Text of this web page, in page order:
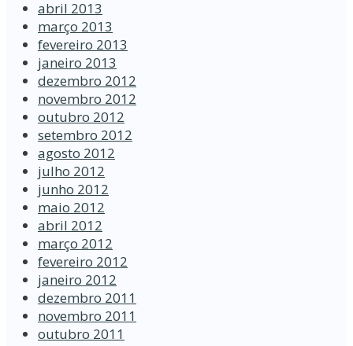
abril 2013
março 2013
fevereiro 2013
janeiro 2013
dezembro 2012
novembro 2012
outubro 2012
setembro 2012
agosto 2012
julho 2012
junho 2012
maio 2012
abril 2012
março 2012
fevereiro 2012
janeiro 2012
dezembro 2011
novembro 2011
outubro 2011